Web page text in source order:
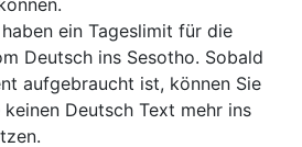
ein Tageslimit für die
Deutsch ins Sesotho. Sobald
aufgebraucht ist, können Sie
Deutsch Text mehr ins